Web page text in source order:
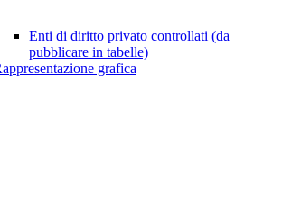
Enti di diritto privato controllati (da
pubblicare in tabelle)
grafica